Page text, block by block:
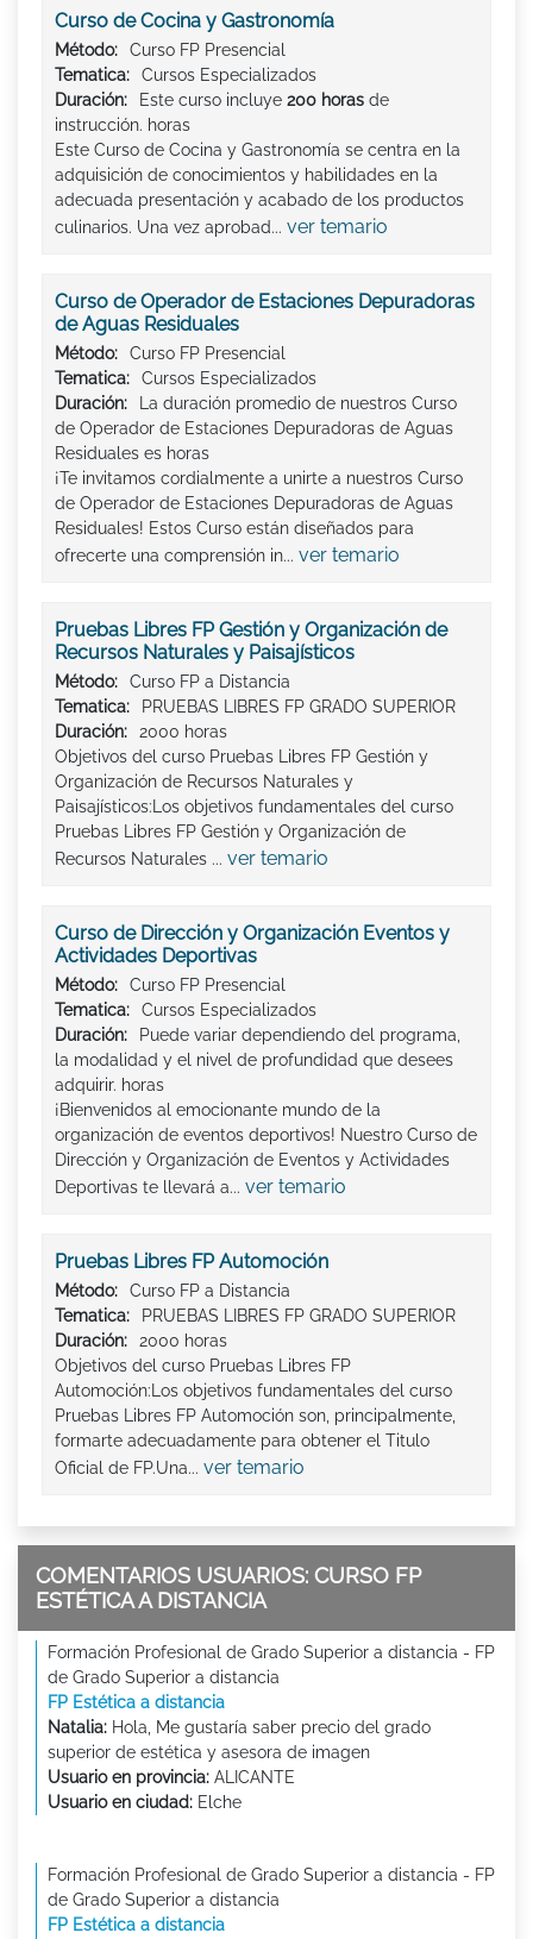
Curso de Cocina y Gastronomía
Método:
Curso FP Presencial
Tematica:
Cursos Especializados
Duración:
Este curso incluye 200 horas de
instrucción. horas
Este Curso de Cocina y Gastronomía se centra en la
adquisición de conocimientos y habilidades en la
adecuada presentación y acabado de los productos
culinarios. Una vez aprobad... ver temario
Curso de Operador de Estaciones Depuradoras
de Aguas Residuales
Método:
Curso FP Presencial
Tematica:
Cursos Especializados
Duración:
La duración promedio de nuestros Curso
de Operador de Estaciones Depuradoras de Aguas
Residuales es horas
¡Te invitamos cordialmente a unirte a nuestros Curso
de Operador de Estaciones Depuradoras de Aguas
Residuales! Estos Curso están diseñados para
ofrecerte una comprensión in... ver temario
Pruebas Libres FP Gestión y Organización de
Recursos Naturales y Paisajísticos
Método:
Curso FP a Distancia
Tematica:
PRUEBAS LIBRES FP GRADO SUPERIOR
Duración:
2000 horas
Objetivos del curso Pruebas Libres FP Gestión y
Organización de Recursos Naturales y
Paisajísticos:Los objetivos fundamentales del curso
Pruebas Libres FP Gestión y Organización de
Recursos Naturales ... ver temario
Curso de Dirección y Organización Eventos y
Actividades Deportivas
Método:
Curso FP Presencial
Tematica:
Cursos Especializados
Duración:
Puede variar dependiendo del programa,
la modalidad y el nivel de profundidad que desees
adquirir. horas
¡Bienvenidos al emocionante mundo de la
organización de eventos deportivos! Nuestro Curso de
Dirección y Organización de Eventos y Actividades
Deportivas te llevará a... ver temario
Pruebas Libres FP Automoción
Método:
Curso FP a Distancia
Tematica:
PRUEBAS LIBRES FP GRADO SUPERIOR
Duración:
2000 horas
Objetivos del curso Pruebas Libres FP
Automoción:Los objetivos fundamentales del curso
Pruebas Libres FP Automoción son, principalmente,
formarte adecuadamente para obtener el Titulo
Oficial de FP.Una... ver temario
COMENTARIOS USUARIOS: CURSO FP
ESTÉTICA A DISTANCIA
Formación Profesional de Grado Superior a distancia - FP
de Grado Superior a distancia
FP Estética a distancia
Natalia: Hola, Me gustaría saber precio del grado
superior de estética y asesora de imagen
Usuario en provincia: ALICANTE
Usuario en ciudad: Elche
Formación Profesional de Grado Superior a distancia - FP
de Grado Superior a distancia
FP Estética a distancia